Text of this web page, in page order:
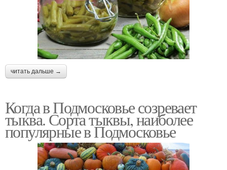
читать дальше →
Когда в Подмосковье созревает
тыква. Сорта тыквы, наиболее
популярные в Подмосковье